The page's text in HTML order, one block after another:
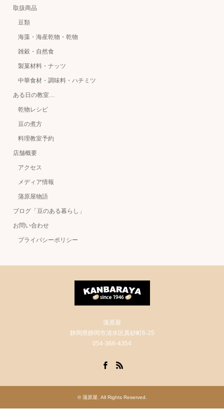
取扱商品
豆類
海藻・海産乾物・乾物
雑穀・自然食
製菓材料・ナッツ
中華食材・調味料・ハチミツ
ある日の教室…
乾物レシピ
豆の煮方
料理教室予約
店舗概要
アクセス
メディア情報
蒲原屋物語
ブログ「豆のある暮らし」
お問い合わせ
プライバシーポリシー
蒲原屋
静岡県静岡市清水区真砂町6-25
054-366-4354
©蒲原屋 . All Rights Reserved.